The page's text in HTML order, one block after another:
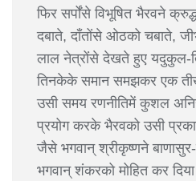
फिर सर्पोंसे विभूषित भैरवने
दबाते, दाँतोंसे ओठको चबाते,
लाल नेत्रोंसे देखते हुए यदुकुल-
तिनकेके समान समझकर एक
उसी समय रणनीतिमें कुशल
प्रयोग करके भैरवको उसी
जैसे भगवान् श्रीकृष्णने
भगवान् शंकरको मोहित कर